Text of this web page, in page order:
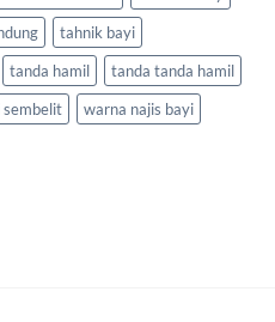
tahnik bayi
tanda hamil
tanda tanda hamil
sembelit
warna najis bayi